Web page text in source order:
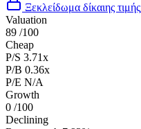
Ξεκλείδωμα δίκαιης τιμής
Valuation
89 /100
Cheap
P/S 3.71x
P/B 0.36x
P/E N/A
Growth
0 /100
Declining